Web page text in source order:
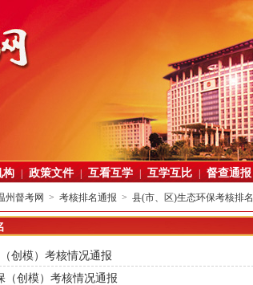
构 | 政策文件 | 互看互学 | 互学互比 | 督查通报
州督考网 > 考核排名通报 > 县(市、区)生态环保考核排名
创模）考核情况通报
（创模）考核情况通报